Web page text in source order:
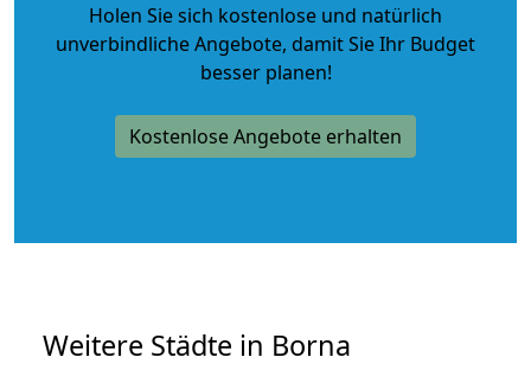
Holen Sie sich kostenlose und natürlich
unverbindliche Angebote, damit Sie Ihr Budget
besser planen!
Kostenlose Angebote erhalten
Weitere Städte in Borna